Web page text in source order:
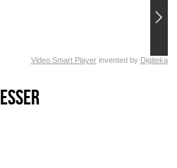
Video Smart Playerinvented by Digiteka